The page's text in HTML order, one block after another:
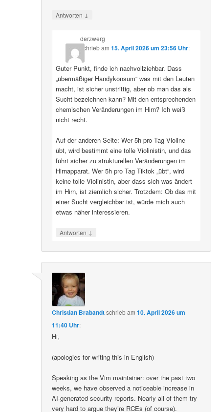
Antworten ↓
derzwerg
schriebam 15. April 2026 um 23:56 Uhr:
Guter Punkt, finde ich nachvollziehbar. Dass
„übermäßiger Handykonsum“ was mit den Leuten
macht, ist sicher unstrittig, aber ob man das als
Sucht bezeichnen kann? Mit den entsprechenden
chemischen Veränderungen im Hirn? Ich weiß
nicht recht.
Auf der anderen Seite: Wer 5h pro Tag Violine
übt, wird bestimmt eine tolle Violinistin, und das
führt sicher zu strukturellen Veränderungen im
Hirnapparat. Wer 5h pro Tag Tiktok „übt“, wird
keine tolle Violinistin, aber dass sich was ändert
im Hirn, ist ziemlich sicher. Trotzdem: Ob das mit
einer Sucht vergleichbar ist, würde mich auch
etwas näher interessieren.
Antworten ↓
Christian Brabandtschriebam10. April 2026 um
11:40 Uhr:
Hi,
(apologies for writing this in English)
Speaking as the Vim maintainer: over the past two
weeks, we have observed a noticeable increase in
AI-generated security reports. Nearly all of them try
very hard to argue they’re RCEs (of course).